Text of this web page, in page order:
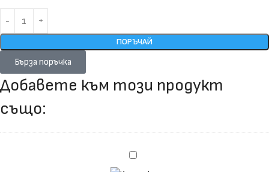
ПОРЪЧАЙ
Бърза поръчка
Добавете към този продукт
също:
Комплект